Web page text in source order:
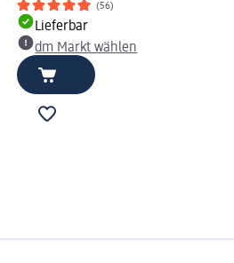
(56)
Lieferbar
dm Markt wählen